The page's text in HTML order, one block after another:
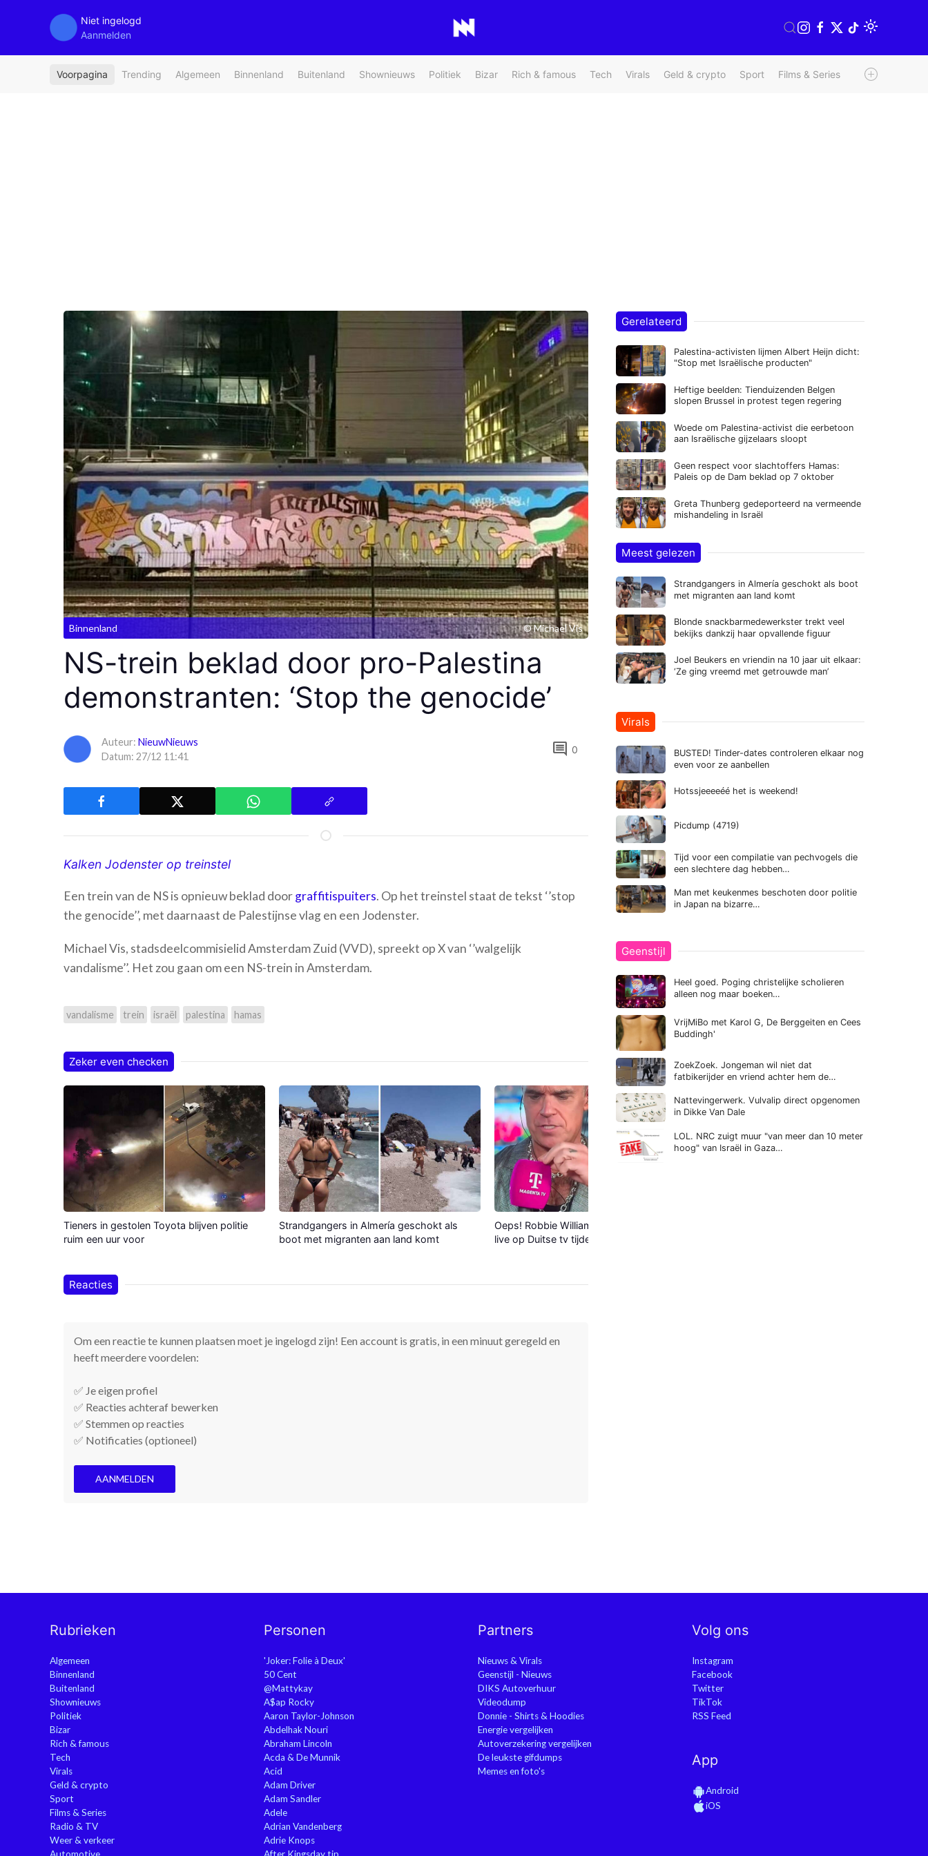
Niet ingelogd
Aanmelden
Voorpagina Trending Algemeen Binnenland Buitenland Shownieuws Politiek Bizar Rich & famous Tech Virals Geld & crypto Sport Films & Series Radio & TV
Binnenland © Michael Vis
NS-trein beklad door pro-Palestina
demonstranten: ‘Stop the genocide’
Auteur: NieuwNieuws
Datum: 27/12 11:41
comment 0
Kalken Jodenster op treinstel
Een trein van de NS is opnieuw beklad doorgraffitispuiters. Op het treinstel staat de tekst ‘’stop
the genocide’’, met daarnaast de Palestijnse vlag en een Jodenster.
Michael Vis, stadsdeelcommisielid Amsterdam Zuid (VVD), spreekt op X van ‘’walgelijk
vandalisme’’. Het zou gaan om een NS-trein in Amsterdam.
vandalisme trein israël palestina hamas
Zeker even checken
Tieners in gestolen Toyota blijven politie
ruim een uur voor
Strandgangers in Almería geschokt als
boot met migranten aan land komt
Oeps! Robbie Williams verliest 'wit brokje'
live op Duitse tv tijdens WK-finale
Megabom van Poetin maakt gigantische
klapper in Oekraïense stad
Reacties
Om een reactie te kunnen plaatsen moet je ingelogd zijn! Een account is gratis, in een minuut geregeld en
heeft meerdere voordelen:
✅ Je eigen profiel
✅ Reacties achteraf bewerken
✅ Stemmen op reacties
✅ Notificaties (optioneel)
AANMELDEN
Gerelateerd
Palestina-activisten lijmen Albert Heijn dicht:
"Stop met Israëlische producten"
Heftige beelden: Tienduizenden Belgen
slopen Brussel in protest tegen regering
Woede om Palestina-activist die eerbetoon
aan Israëlische gijzelaars sloopt
Geen respect voor slachtoffers Hamas:
Paleis op de Dam beklad op 7 oktober
Greta Thunberg gedeporteerd na vermeende
mishandeling in Israël
Meest gelezen
Strandgangers in Almería geschokt als boot
met migranten aan land komt
Blonde snackbarmedewerkster trekt veel
bekijks dankzij haar opvallende figuur
Joel Beukers en vriendin na 10 jaar uit elkaar:
‘Ze ging vreemd met getrouwde man’
Virals
BUSTED! Tinder-dates controleren elkaar nog
even voor ze aanbellen
Hotssjeeeeéé het is weekend!
Picdump (4719)
Tijd voor een compilatie van pechvogels die
een slechtere dag hebben…
Man met keukenmes beschoten door politie
in Japan na bizarre…
Geenstijl
Heel goed. Poging christelijke scholieren
alleen nog maar boeken…
VrijMiBo met Karol G, De Berggeiten en Cees
Buddingh'
ZoekZoek. Jongeman wil niet dat
fatbikerijder en vriend achter hem de…
Nattevingerwerk. Vulvalip direct opgenomen
in Dikke Van Dale
LOL. NRC zuigt muur "van meer dan 10 meter
hoog" van Israël in Gaza…
Rubrieken
Algemeen
Binnenland
Buitenland
Shownieuws
Politiek
Bizar
Rich & famous
Tech
Virals
Geld & crypto
Sport
Films & Series
Radio & TV
Weer & verkeer
Personen
'Joker: Folie à Deux'
50 Cent
@Mattykay
A$ap Rocky
Aaron Taylor-Johnson
Abdelhak Nouri
Abraham Lincoln
Acda & De Munnik
Acid
Adam Driver
Adam Sandler
Adele
Adrian Vandenberg
Adrie Knops
Partners
Nieuws & Virals
Geenstijl - Nieuws
DIKS Autoverhuur
Videodump
Donnie - Shirts & Hoodies
Energie vergelijken
Autoverzekering vergelijken
De leukste gifdumps
Memes en foto's
Volg ons
Instagram
Facebook
Twitter
TikTok
RSS Feed
App
Android
iOS